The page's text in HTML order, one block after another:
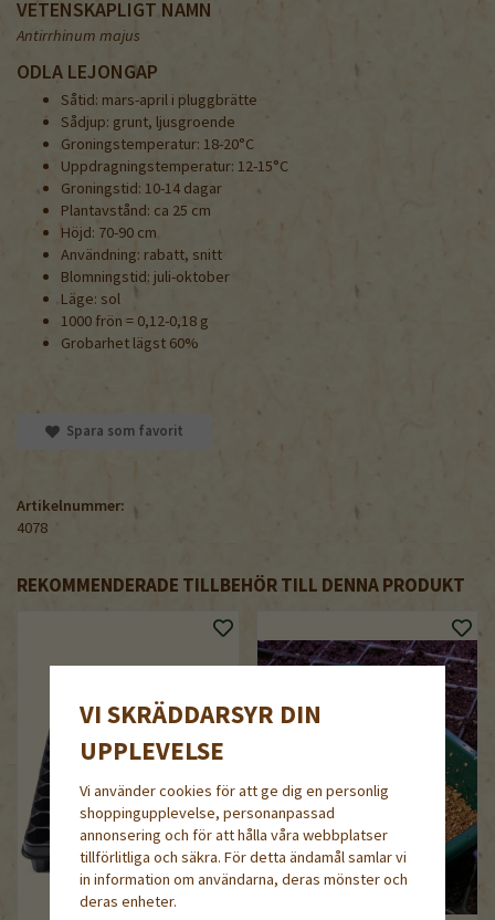
VETENSKAPLIGT NAMN
Antirrhinum majus
ODLA LEJONGAP
Såtid: mars-april i pluggbrätte
Sådjup: grunt, ljusgroende
Groningstemperatur: 18-20°C
Uppdragningstemperatur: 12-15°C
Groningstid: 10-14 dagar
Plantavstånd: ca 25 cm
Höjd: 70-90 cm
Användning: rabatt, snitt
Blomningstid: juli-oktober
Läge: sol
1000 frön = 0,12-0,18 g
Grobarhet lägst 60%
Spara som favorit
Artikelnummer:
4078
REKOMMENDERADE TILLBEHÖR TILL DENNA PRODUKT
VI SKRÄDDARSYR DIN
UPPLEVELSE
Vi använder cookies för att ge dig en personlig
shoppingupplevelse, personanpassad
annonsering och för att hålla våra webbplatser
tillförlitliga och säkra. För detta ändamål samlar vi
in information om användarna, deras mönster och
deras enheter.